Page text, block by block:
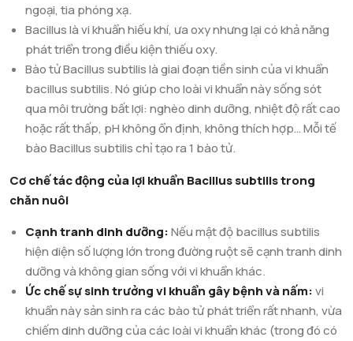
ngoại, tia phóng xạ.
Bacillus là vi khuẩn hiếu khí, ưa oxy nhưng lại có khả năng
phát triển trong điều kiện thiếu oxy.
Bào tử Bacillus subtilis là giai đoạn tiền sinh của vi khuẩn
bacillus subtilis. Nó giúp cho loài vi khuẩn này sống sót
qua môi trường bất lợi: nghèo dinh dưỡng, nhiệt độ rất cao
hoặc rất thấp, pH không ổn định, không thích hợp… Mỗi tế
bào Bacillus subtilis chỉ tạo ra 1 bào tử.
Cơ chế tác động của lợi khuẩn Bacillus subtilis trong
chăn nuôi
Cạnh tranh dinh dưỡng:Nếu mật độ bacillus subtilis
hiện diện số lượng lớn trong đường ruột sẽ cạnh tranh dinh
dưỡng và không gian sống với vi khuẩn khác.
Ức chế sự sinh trưởng vi khuẩn gây bệnh và nấm:vi
khuẩn này sản sinh ra các bào tử phát triển rất nhanh, vừa
chiếm dinh dưỡng của các loài vi khuẩn khác (trong đó có